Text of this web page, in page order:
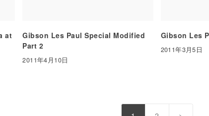
at
Gibson Les Paul Special Modified
Part 2
2011年4月10日
Gibson Les
2011年3月5日